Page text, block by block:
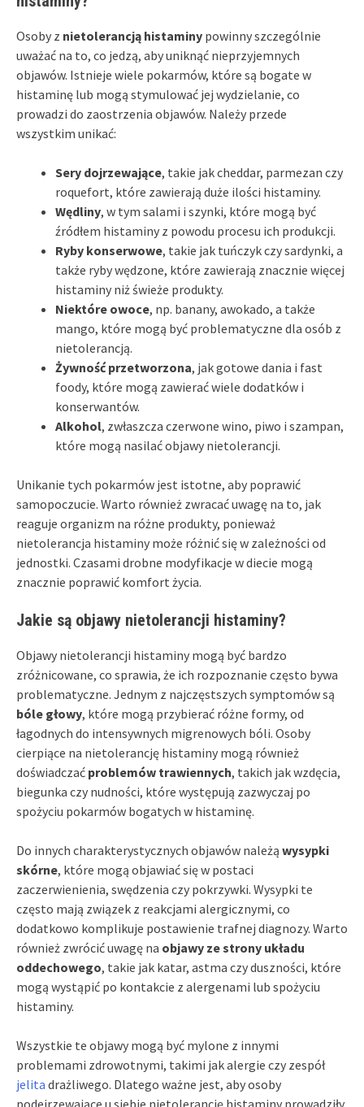
Osoby z nietolerancją histaminy powinny szczególnie
uważać na to, co jedzą, aby uniknąć nieprzyjemnych
objawów. Istnieje wiele pokarmów, które są bogate w
histaminę lub mogą stymulować jej wydzielanie, co
prowadzi do zaostrzenia objawów. Należy przede
wszystkim unikać:
Sery dojrzewające, takie jak cheddar, parmezan czy
roquefort, które zawierają duże ilości histaminy.
Wędliny, w tym salami i szynki, które mogą być
źródłem histaminy z powodu procesu ich produkcji.
Ryby konserwowe, takie jak tuńczyk czy sardynki, a
także ryby wędzone, które zawierają znacznie więcej
histaminy niż świeże produkty.
Niektóre owoce, np. banany, awokado, a także
mango, które mogą być problematyczne dla osób z
nietolerancją.
Żywność przetworzona, jak gotowe dania i fast
foody, które mogą zawierać wiele dodatków i
konserwantów.
Alkohol, zwłaszcza czerwone wino, piwo i szampan,
które mogą nasilać objawy nietolerancji.
Unikanie tych pokarmów jest istotne, aby poprawić
samopoczucie. Warto również zwracać uwagę na to, jak
reaguje organizm na różne produkty, ponieważ
nietolerancja histaminy może różnić się w zależności od
jednostki. Czasami drobne modyfikacje w diecie mogą
znacznie poprawić komfort życia.
Jakie są objawy nietolerancji histaminy?
Objawy nietolerancji histaminy mogą być bardzo
zróżnicowane, co sprawia, że ich rozpoznanie często bywa
problematyczne. Jednym z najczęstszych symptomów są
bóle głowy, które mogą przybierać różne formy, od
łagodnych do intensywnych migrenowych bóli. Osoby
cierpiące na nietolerancję histaminy mogą również
doświadczać problemów trawiennych, takich jak wzdęcia,
biegunka czy nudności, które występują zazwyczaj po
spożyciu pokarmów bogatych w histaminę.
Do innych charakterystycznych objawów należą wysypki
skórne, które mogą objawiać się w postaci
zaczerwienienia, swędzenia czy pokrzywki. Wysypki te
często mają związek z reakcjami alergicznymi, co
dodatkowo komplikuje postawienie trafnej diagnozy. Warto
również zwrócić uwagę na objawy ze strony układu
oddechowego, takie jak katar, astma czy duszności, które
mogą wystąpić po kontakcie z alergenami lub spożyciu
histaminy.
Wszystkie te objawy mogą być mylone z innymi
problemami zdrowotnymi, takimi jak alergie czy zespół
jelita drażliwego. Dlatego ważne jest, aby osoby
podejrzewające u siebie nietolerancję histaminy prowadziły